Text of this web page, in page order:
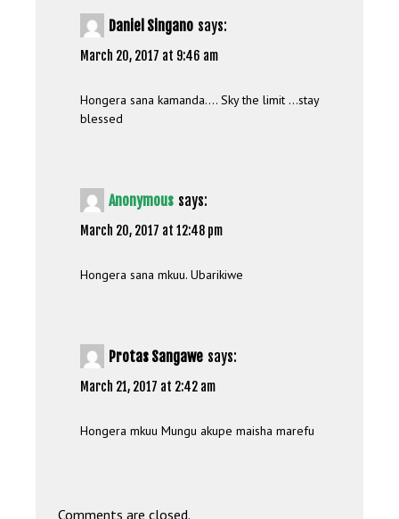
Daniel Singano says:
March 20, 2017 at 9:46 am
Hongera sana kamanda…. Sky the limit …stay
blessed
Anonymous says:
March 20, 2017 at 12:48 pm
Hongera sana mkuu. Ubarikiwe
Protas Sangawe says:
March 21, 2017 at 2:42 am
Hongera mkuu Mungu akupe maisha marefu
Comments are closed.